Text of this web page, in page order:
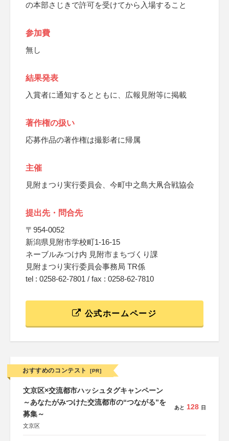
の本部さじきで許可を受けてから入場すること
参加費
無し
結果発表
入賞者に通知するとともに、広報見附等に掲載
著作権の扱い
応募作品の著作権は撮影者に帰属
主催
見附まつり実行委員会、今町中之島大凧合戦協会
提出先・問合先
〒954-0052
新潟県見附市学校町1-16-15
ネーブルみつけ内 見附市まちづくり課
見附まつり実行委員会事務局 TR係
tel : 0258-62-7801 / fax : 0258-62-7810
公式ホームページ
おすすめのコンテスト [PR]
文京区×交流都市ハッシュタグキャンペーン
～あなたがみつけた交流都市の“つながる”を
募集～
文京区
あと 128 日